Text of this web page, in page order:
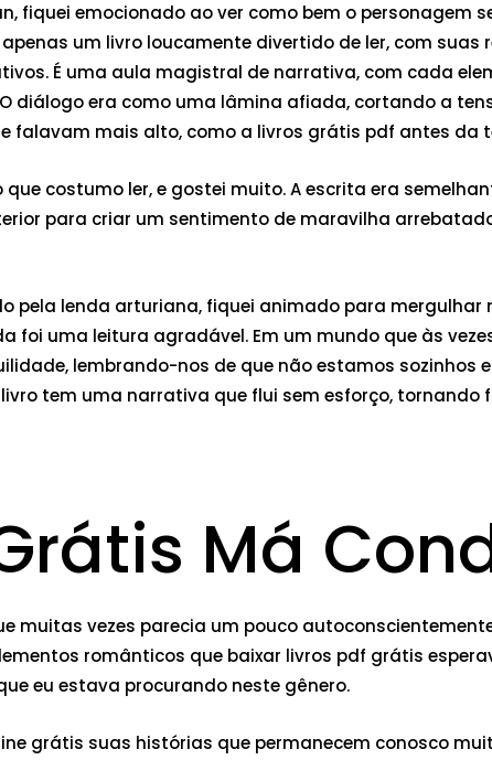
fiquei emocionado ao ver como bem o personagem
um livro loucamente divertido de ler, com
É uma aula magistral de narrativa, com cada
diálogo era como uma lâmina afiada, cortando a
falavam mais alto, como a livros grátis pdf antes da
que costumo ler, e gostei muito. A escrita era
para criar um sentimento de maravilha
pela lenda arturiana, fiquei animado para
foi uma leitura agradável. Em um mundo que às
lembrando-nos de que não estamos sozinhos
tem uma narrativa que flui sem esforço,
Má
muitas vezes parecia um pouco
românticos que baixar livros pdf grátis
eu estava procurando neste gênero.
grátis suas histórias que permanecem conosco